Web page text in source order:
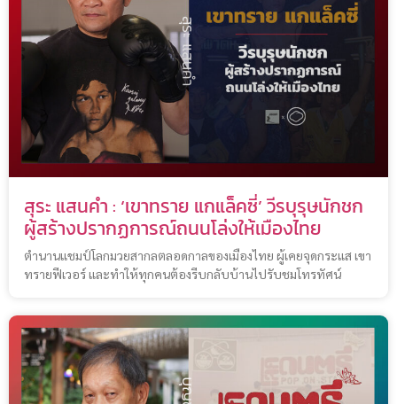
สุระ แสนคำ : ‘เขาทราย แกแล็คซี่’ วีรบุรุษนักชก
ผู้สร้างปรากฏการณ์ถนนโล่งให้เมืองไทย
ตำนานแชมป์โลกมวยสากลตลอดกาลของเมืองไทย ผู้เคยจุดกระแส เขา
ทรายฟีเวอร์ และทำให้ทุกคนต้องรีบกลับบ้านไปรับชมโทรทัศน์